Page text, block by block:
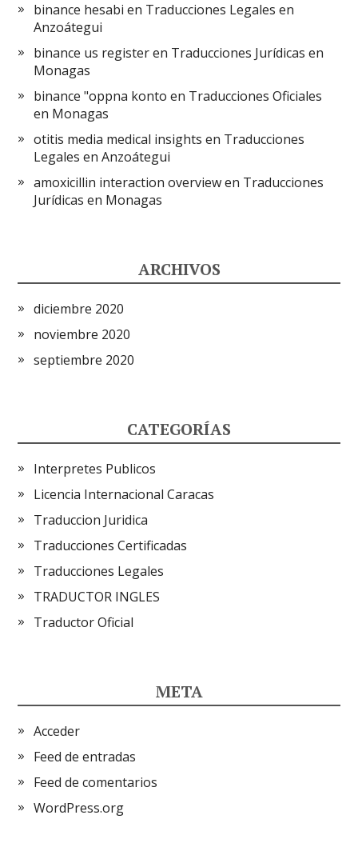
binance hesabi en Traducciones Legales en
Anzoátegui
binance us registeren Traducciones Jurídicas en
Monagas
binance "oppna konto en Traducciones Oficiales
en Monagas
otitis media medical insights en Traducciones
Legales en Anzoátegui
amoxicillin interaction overviewen Traducciones
Jurídicas en Monagas
ARCHIVOS
diciembre 2020
noviembre 2020
septiembre 2020
CATEGORÍAS
Interpretes Publicos
Licencia Internacional Caracas
Traduccion Juridica
Traducciones Certificadas
Traducciones Legales
TRADUCTOR INGLES
Traductor Oficial
META
Acceder
Feed de entradas
Feed de comentarios
WordPress.org